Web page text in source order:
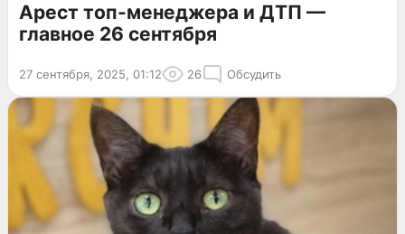
Арест топ-менеджера и ДТП —
главное 26 сентября
27 сентября, 2025, 01:12 26 Обсудить